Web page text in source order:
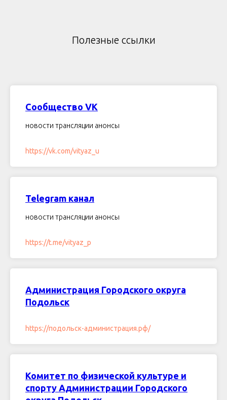
Полезные ссылки
Сообщество VK
новости трансляции анонсы
https://vk.com/vityaz_u
Telegram канал
новости трансляции анонсы
https://t.me/vityaz_p
Администрация Городского округа
Подольск
https://подольск-администрация.рф/
Комитет по физической культуре и
спорту Администрации Городского